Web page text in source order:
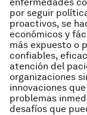
por seguir
proactivos, se
económicos y
más expuesto o
confiables,
atención del
organizaciones
innovaciones
problemas
desafíos que